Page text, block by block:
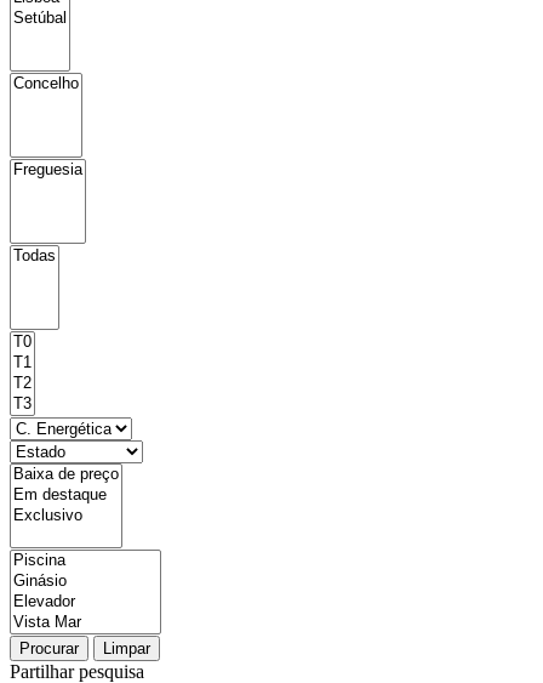
Procurar Limpar
Partilhar pesquisa